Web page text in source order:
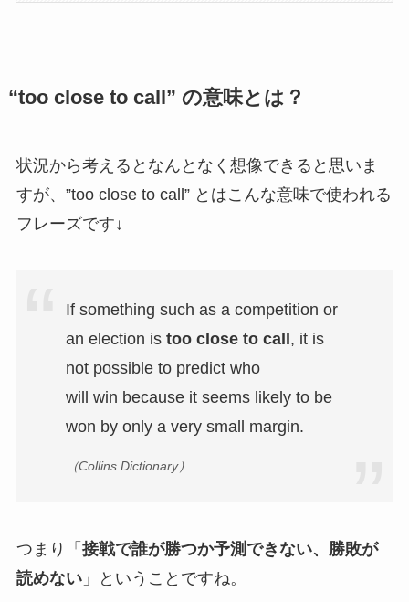
“too close to call” の意味とは？
状況から考えるとなんとなく想像できると思いま
すが、”too close to call” とはこんな意味で使われる
フレーズです↓
If something such as a competition or
an election is too close to call , it is
not possible to predict who
will win because it seems likely to be
won by only a very small margin.
（Collins Dictionary）
つまり「 接戦で誰が勝つか予測できない、勝敗が
読めない」ということですね。